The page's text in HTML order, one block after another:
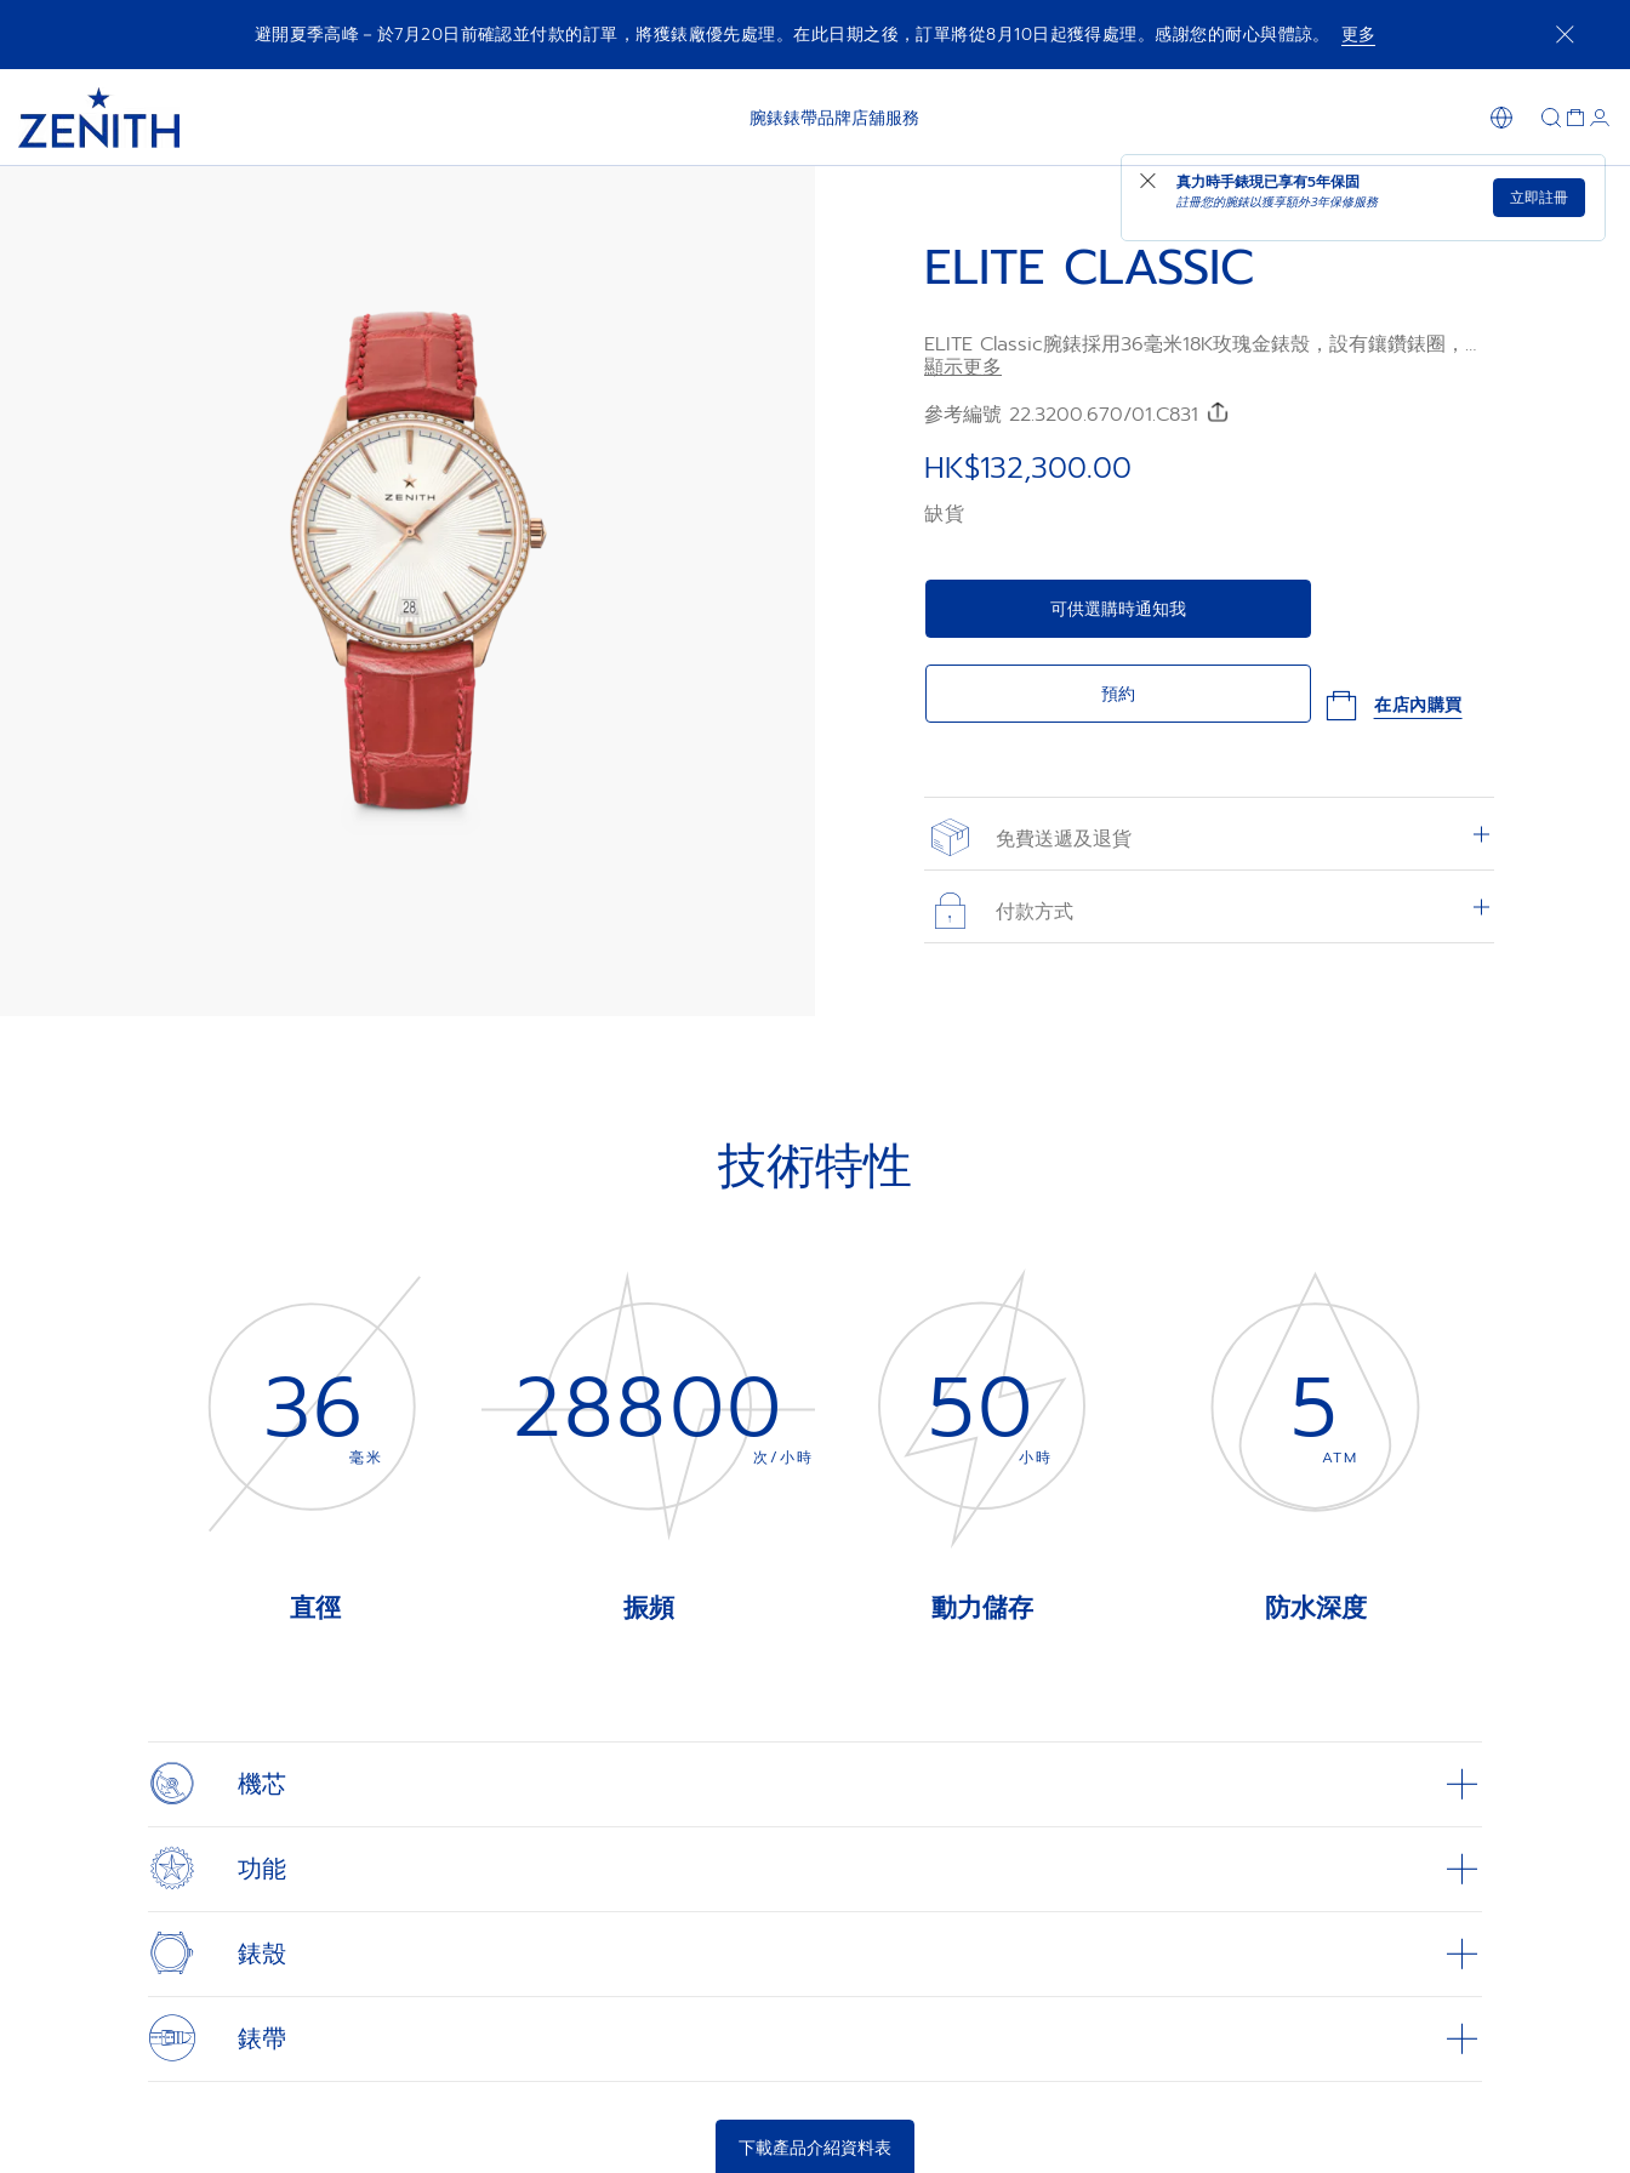
避開夏季高峰－於7月20日前確認並付款的訂單，將獲錶廠優先處理。在此日期之後，訂單將從8月10日起獲得處理。感謝您的耐心與體諒。 更多
1 腕錶錶帶品牌店舖服務
真力時手錶現已享有5年保固
註冊您的腕錶以獲享額外3年保修服務 立即註冊
ELITE CLASSIC
ELITE Classic腕錶採用36毫米18K玫瑰金錶殼，設有鑲鑽錶圈，搭
配銀色太陽紋錶盤及酒紅色鱷魚皮錶帶。錶廠自製ELITE機芯極致
顯示更多
參考編號 22.3200.670/01.C831
HK$132,300.00
缺貨
可供選購時通知我
預約 在店內購買
ELITE CLASSIC
免費送遞及退貨
貨。
付款方式
技術特性
36毫米
直徑
28800次/小時
振頻
50小時
動力儲存
5ATM
防水深度
機芯
功能
錶殼
錶帶
下載產品介紹資料表